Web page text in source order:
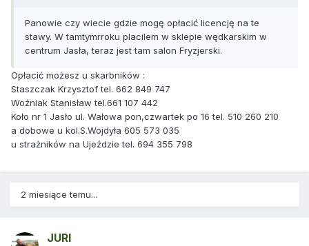
Panowie czy wiecie gdzie mogę opłacić licencję na te
stawy. W tamtymrroku placilem w sklepie wędkarskim w
centrum Jasła, teraz jest tam salon Fryzjerski.
Opłacić możesz u skarbników :
Staszczak Krzysztof tel. 662 849 747
Woźniak Stanisław tel.661 107 442
Koło nr 1 Jasło ul. Wałowa pon,czwartek po 16 tel. 510 260 210
a dobowe u kol.S.Wojdyła 605 573 035
u strażników na Ujeździe tel. 694 355 798
2 miesiące temu...
JURI